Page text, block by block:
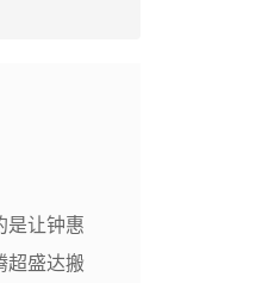
是让钟惠
超盛达搬